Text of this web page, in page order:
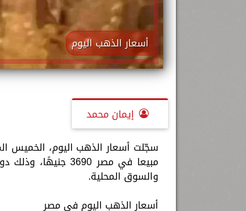
أسعار الذهب اليوم
إيمان محمد
مبيعا في مصر
والسوق المحلية.
أسعار الذهب اليوم في مصر